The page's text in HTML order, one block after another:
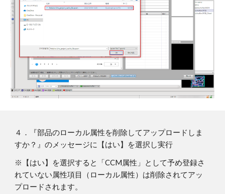
４．『部品のローカル属性を削除してアップロードしま
すか？』のメッセージに【はい】を選択し実行
※【はい】を選択すると「CCM属性」として予め登録さ
れていない属性項目（ローカル属性）は削除されてアッ
プロードされます。